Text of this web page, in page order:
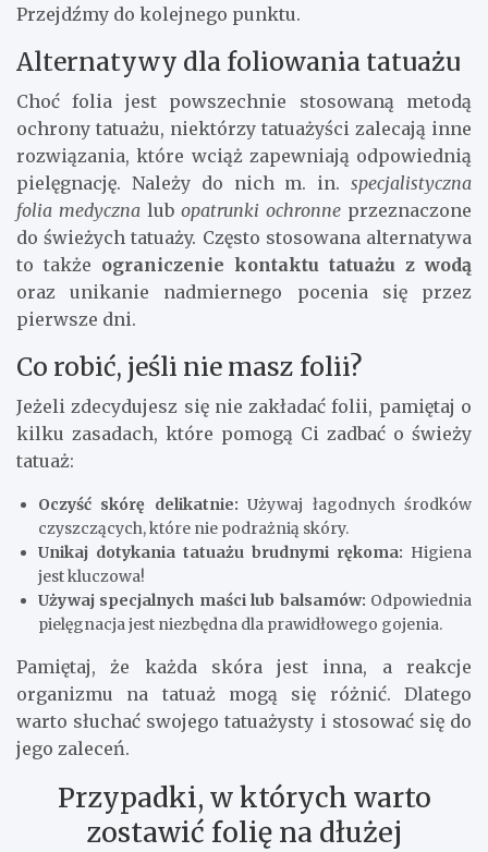
Przejdźmy do kolejnego punktu.
Alternatywy dla foliowania tatuażu
Choć folia jest powszechnie stosowaną metodą
ochrony tatuażu, niektórzy tatuażyści zalecają inne
rozwiązania, które wciąż zapewniają odpowiednią
pielęgnację. Należy do nich m. in. specjalistyczna
folia medyczna lub opatrunki ochronne przeznaczone
do świeżych tatuaży. Często stosowana alternatywa
to także ograniczenie kontaktu tatuażu z wodą
oraz unikanie nadmiernego pocenia się przez
pierwsze dni.
Co robić, jeśli nie masz folii?
Jeżeli zdecydujesz się nie zakładać folii, pamiętaj o
kilku zasadach, które pomogą Ci zadbać o świeży
tatuaż:
Oczyść skórę delikatnie: Używaj łagodnych środków
czyszczących, które nie podrażnią skóry.
Unikaj dotykania tatuażu brudnymi rękoma: Higiena
jest kluczowa!
Używaj specjalnych maści lub balsamów: Odpowiednia
pielęgnacja jest niezbędna dla prawidłowego gojenia.
Pamiętaj, że każda skóra jest inna, a reakcje
organizmu na tatuaż mogą się różnić. Dlatego
warto słuchać swojego tatuażysty i stosować się do
jego zaleceń.
Przypadki, w których warto
zostawić folię na dłużej